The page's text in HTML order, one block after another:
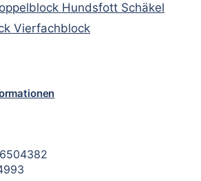
Hundsfott Schäkel
Vierfachblock